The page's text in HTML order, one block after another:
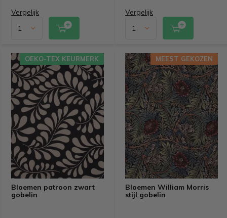
Vergelijk Vergelijk
Bloemen patroon zwart
gobelin
OEKO-TEX KEURMERK
Bloemen William Morris
stijl gobelin
MEEST GEKOZEN